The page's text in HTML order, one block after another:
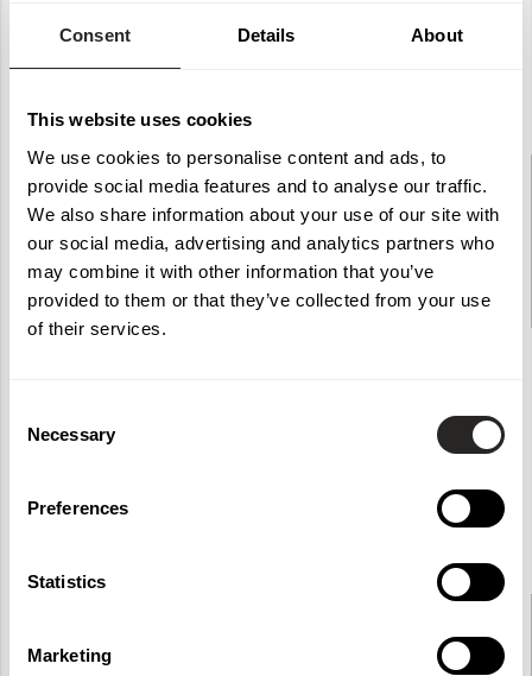
Consent Details About
This website uses cookies
We use cookies to personalise content and ads, to
provide social media features and to analyse our traffic.
We also share information about your use of our site with
our social media, advertising and analytics partners who
may combine it with other information that you’ve
provided to them or that they’ve collected from your use
of their services.
Selection
Necessary
Preferences
Statistics
Marketing
Väggfäste till Bertil Rostfritt SS304
Ø 40,5mm
36181
25 85mm
275 kr
Glasskiva Bertil klar 110x85 cm
3596
1100 850 8.76mm
2 799 kr
4597
850 8.76mm